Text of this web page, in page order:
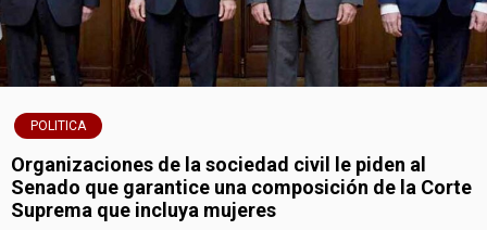
POLITICA
Organizaciones de la sociedad civil le piden al
Senado que garantice una composición de la Corte
Suprema que incluya mujeres